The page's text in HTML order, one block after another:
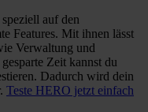
auf den
Features. Mit ihnen lässt
Verwaltung und
Zeit kannst du
Dadurch wird dein
Teste HERO jetzt einfach